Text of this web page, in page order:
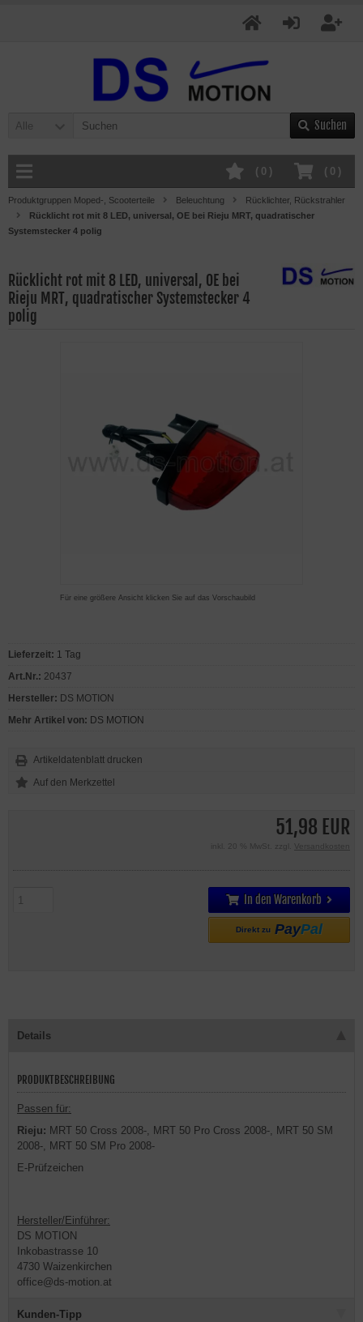
Alle Suchen
( 0 )
( 0 )
Produktgruppen Moped-, Scooterteile Beleuchtung
Rücklichter, Rückstrahler
Rücklicht rot mit 8 LED, universal, OE bei Rieju MRT, quadratischer
Systemstecker 4 polig
Rücklicht rot mit 8 LED, universal, OE bei
Rieju MRT, quadratischer Systemstecker 4
polig
Für eine größere Ansicht klicken Sie auf das Vorschaubild
51,98 EUR
inkl. 20 % MwSt. zzgl. Versandkosten
In den Warenkorb
Direkt zu PayPal
Lieferzeit: 1 Tag
Art.Nr.: 20437
Hersteller: DS MOTION
Mehr Artikel von: DS MOTION
Artikeldatenblatt drucken
Details
PRODUKTBESCHREIBUNG
Passen für:
Rieju: MRT 50 Cross 2008-, MRT 50 Pro Cross 2008-, MRT 50 SM
2008-, MRT 50 SM Pro 2008-
E-Prüfzeichen
Hersteller/Einführer:
DS MOTION
Inkobastrasse 10
4730 Waizenkirchen
office@ds-motion.at
Kunden-Tipp